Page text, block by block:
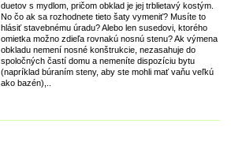
duetov s mydlom, pričom obklad je jej trblietavý kostým.
No čo ak sa rozhodnete tieto šaty vymeniť? Musíte to
hlásiť stavebnému úradu? Alebo len susedovi, ktorého
omietka možno zdieľa rovnakú nosnú stenu? Ak výmena
obkladu nemení nosné konštrukcie, nezasahuje do
spoločných častí domu a nemeníte dispozíciu bytu
(napríklad búraním steny, aby ste mohli mať vaňu veľkú
ako bazén),..